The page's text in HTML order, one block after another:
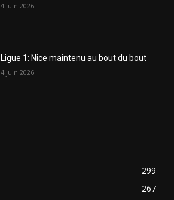
4 juin 2026
Ligue 1: Nice maintenu au bout du bout
4 juin 2026
299
267